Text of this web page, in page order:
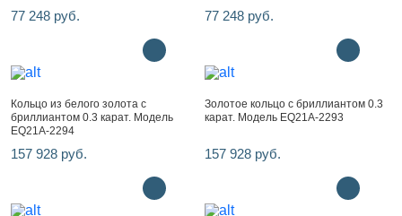
77 248 руб. 77 248 руб.
Кольцо из белого золота с
бриллиантом 0.3 карат. Модель
EQ21A-2294
157 928 руб.
Золотое кольцо с бриллиантом 0.3
карат. Модель EQ21A-2293
157 928 руб.